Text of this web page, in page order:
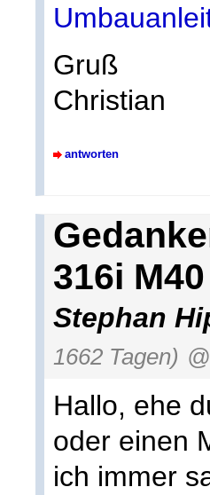
Gruß
Christian
antworten
316i M40
Stephan
1662 Tagen)
Hallo, ehe
oder einen
ich immer